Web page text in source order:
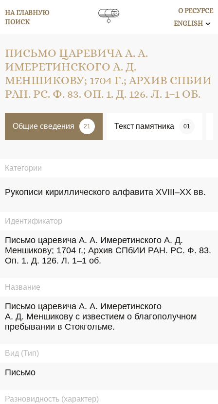
НА ГЛАВНУЮ
ПОИСК
О РЕСУРСЕ
ENGLISH
ПИСЬМО ЦАРЕВИЧА А. А.
ИМЕРЕТИНСКОГО А. Д.
МЕНШИКОВУ; 1704 Г.; АРХИВ СПБИИ
РАН. РС. Ф. 83. ОП. 1. Д. 126. Л. 1–1 ОБ.
Общие сведения 21 Текст памятника 01
Категории
Рукописи кириллического алфавита XVIII–XX вв.
Идентификатор
Письмо царевича А. А. Имеретинского А. Д.
Меншикову; 1704 г.; Архив СПбИИ РАН. РС. Ф. 83.
Оп. 1. Д. 126. Л. 1–1 об.
Название
Письмо царевича А. А. Имеретинского
А. Д. Меншикову с известием о благополучном
пребывании в Стокгольме.
Вид (Тип)
Письмо
Разновидность (характер)